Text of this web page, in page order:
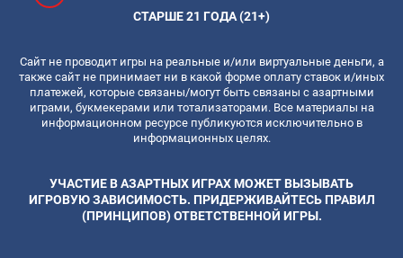
СТАРШЕ 21 ГОДА (21+)
Сайт не проводит игры на реальные и/или виртуальные деньги, а
также сайт не принимает ни в какой форме оплату ставок и/иных
платежей, которые связаны/могут быть связаны с азартными
играми, букмекерами или тотализаторами. Все материалы на
информационном ресурсе публикуются исключительно в
информационных целях.
УЧАСТИЕ В АЗАРТНЫХ ИГРАХ МОЖЕТ ВЫЗЫВАТЬ
ИГРОВУЮ ЗАВИСИМОСТЬ. ПРИДЕРЖИВАЙТЕСЬ ПРАВИЛ
(ПРИНЦИПОВ) ОТВЕТСТВЕННОЙ ИГРЫ.